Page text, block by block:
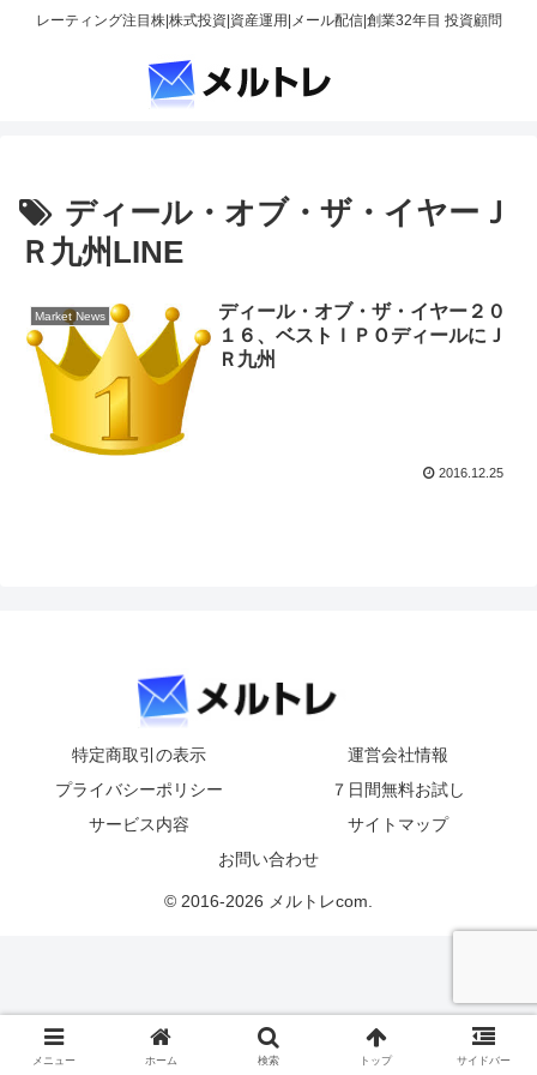
レーティング注目株|株式投資|資産運用|メール配信|創業32年目 投資顧問
ディール・オブ・ザ・イヤーＪ
Ｒ九州LINE
Market News
ディール・オブ・ザ・イヤー２０
１６、ベストＩＰＯディールにＪ
Ｒ九州
2016.12.25
特定商取引の表示
運営会社情報
プライバシーポリシー
７日間無料お試し
サービス内容
サイトマップ
お問い合わせ
© 2016-2026 メルトレcom.
メニュー ホーム 検索 トップ サイドバー